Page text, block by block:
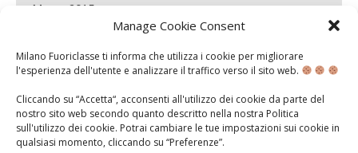
Manage Cookie Consent
Milano Fuoriclasse ti informa che utilizza i cookie per migliorare
l'esperienza dell'utente e analizzare il traffico verso il sito web.
Cliccando su “Accetta“, acconsenti all'utilizzo dei cookie da parte del
nostro sito web secondo quanto descritto nella nostra Politica
sull'utilizzo dei cookie. Potrai cambiare le tue impostazioni sui cookie in
qualsiasi momento, cliccando su “Preferenze”.
Marzo 2015
Gennaio 2015
Novembre 2014
Maggio 2014